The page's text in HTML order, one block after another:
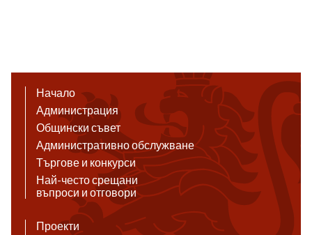
Начало
Администрация
Общински съвет
Административно обслужване
Търгове и конкурси
Най-често срещани
въпроси и отговори
Проекти